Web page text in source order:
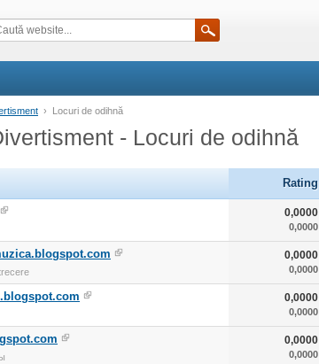
› Locuri de odihnă
- Locuri de odihnă
Rating
0,0000
0,0000
0,0000
0,0000
0,0000
0,0000
0,0000
0,0000